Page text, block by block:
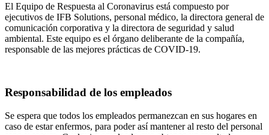
El Equipo de Respuesta al Coronavirus está compuesto por
ejecutivos de IFB Solutions, personal médico, la directora general de
comunicación corporativa y la directora de seguridad y salud
ambiental. Este equipo es el órgano deliberante de la compañía,
responsable de las mejores prácticas de COVID-19.
Responsabilidad de los empleados
Se espera que todos los empleados permanezcan en sus hogares en
caso de estar enfermos, para poder así mantener al resto del personal